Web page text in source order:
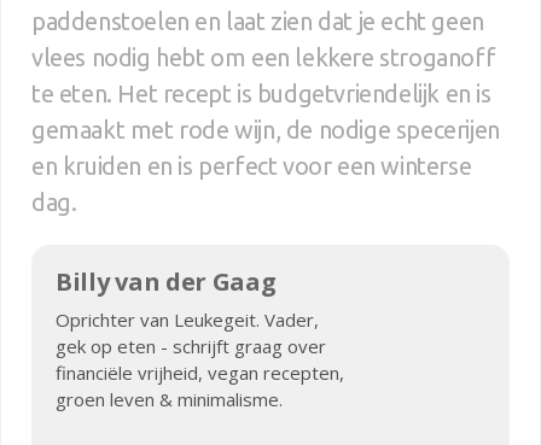
paddenstoelen en laat zien dat je echt geen
vlees nodig hebt om een lekkere stroganoff
te eten. Het recept is budgetvriendelijk en is
gemaakt met rode wijn, de nodige specerijen
en kruiden en is perfect voor een winterse
dag.
Billy van der Gaag
Oprichter van Leukegeit. Vader,
gek op eten - schrijft graag over
financiële vrijheid, vegan recepten,
groen leven & minimalisme.